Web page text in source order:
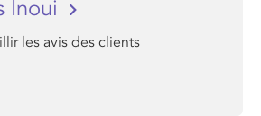
Inoui
les avis des clients